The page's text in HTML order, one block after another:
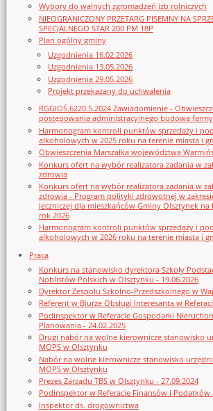
Wybory do walnych zgromadzeń izb rolniczych
NIEOGRANICZONY PRZETARG PISEMNY NA
SPECJALNEGO STAR 200 PM 18P
Plan ogólny gminy
Uzgodnienia 16.02.2026
Uzgodnienia 13.05.2026
Uzgodnienia 29.05.2026
Projekt przekazany do uchwalenia
RGGIOŚ.6220.5.2024 Zawiadomienie -
postępowania administracyjnego budowa
Harmonogram kontroli punktów sprzedaży i
alkoholowych w 2025 roku na terenie miasta i
Obwieszczenia Marszałka województwa
Konkurs ofert na wybór realizatora zadania w
zdrowia
Konkurs ofert na wybór realizatora zadania w
zdrowia - Program polityki zdrowotnej w
leczniczej dla mieszkańców Gminy Olsztynek na
rok 2026
Harmonogram kontroli punktów sprzedaży i
alkoholowych w 2026 roku na terenie miasta i
Praca
Konkurs na stanowisko dyrektora Szkoły
Noblistów Polskich w Olsztynku - 19.06.2026
Dyrektor Zespołu Szkolno-Przedszkolnego w
Referent w Biurze Obsługi Interesanta w
Podinspektor w Referacie Gospodarki
Planowania - 24.02.2025
Drugi nabór na wolne kierownicze stanowisko
MOPS w Olsztynku
Nabór na wolne kierownicze stanowisko
MOPS w Olsztynku
Prezes Zarządu TBS w Olsztynku - 27.09.2024
Podinspektor w Referacie Finansów i Podatków
Inspektor ds. drogownictwa